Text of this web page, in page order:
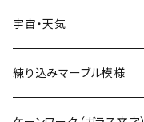
宇宙・天気
練り込みマーブル模様